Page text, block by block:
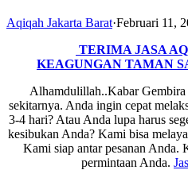
Aqiqah Jakarta Barat·Februari 11,
TERIMA JASA
KEAGUNGAN TAMAN
Alhamdulillah..Kabar Gembira
sekitarnya. Anda ingin cepat
3-4 hari? Atau Anda lupa harus
kesibukan Anda? Kami bisa
Kami siap antar pesanan Anda.
permintaan Anda.